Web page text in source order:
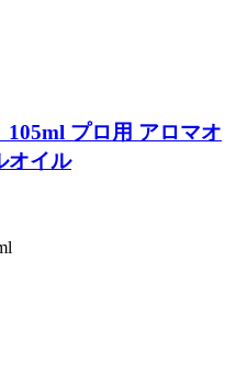
プロ用 アロマオ
オイル